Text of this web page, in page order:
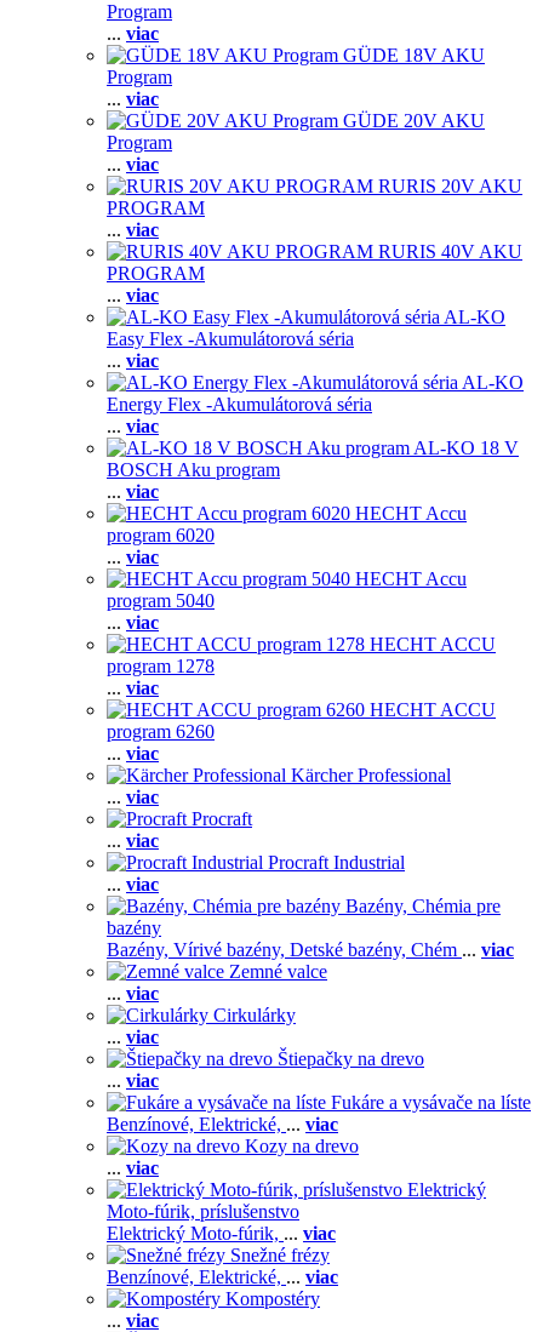
Program
... viac
GÜDE 18V AKU
Program
... viac
GÜDE 20V AKU
Program
... viac
RURIS 20V AKU
PROGRAM
... viac
RURIS 40V AKU
PROGRAM
... viac
AL-KO
Easy Flex -Akumulátorová séria
... viac
AL-KO
Energy Flex -Akumulátorová séria
... viac
AL-KO 18 V
BOSCH Aku program
... viac
HECHT Accu
program 6020
... viac
HECHT Accu
program 5040
... viac
HECHT ACCU
program 1278
... viac
HECHT ACCU
program 6260
... viac
Kärcher Professional
... viac
Procraft
... viac
Procraft Industrial
... viac
Bazény, Chémia pre
bazény
Bazény, Vírivé bazény, Detské bazény, Chém ... viac
Zemné valce
... viac
Cirkulárky
... viac
Štiepačky na drevo
... viac
Fukáre a vysávače na líste
Benzínové, Elektrické, ... viac
Kozy na drevo
... viac
Elektrický
Moto-fúrik, príslušenstvo
Elektrický Moto-fúrik, ... viac
Snežné frézy
Benzínové, Elektrické, ... viac
Kompostéry
... viac